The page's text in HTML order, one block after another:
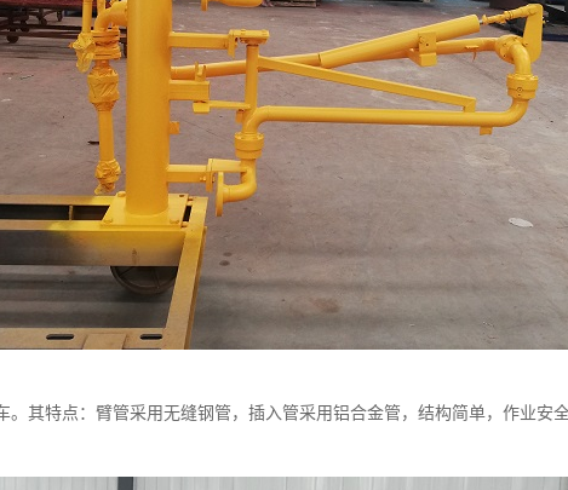
。其特点：臂管采用无缝钢管，插入管采用铝合金管，结构简单，作业安